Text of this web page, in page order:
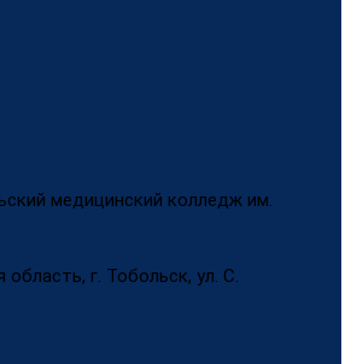
медицинский колледж им.
г. Тобольск, ул. С.